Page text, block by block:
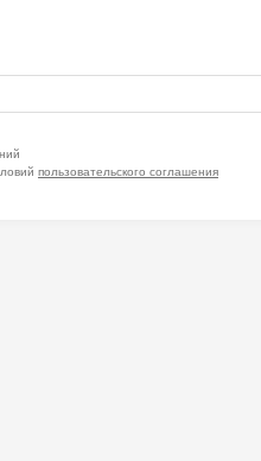
пользовательского соглашения